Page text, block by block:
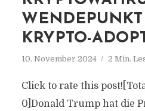
KRYPTO-
10. November 2024 2 Min.
Click to rate this
0]Donald Trump hat die